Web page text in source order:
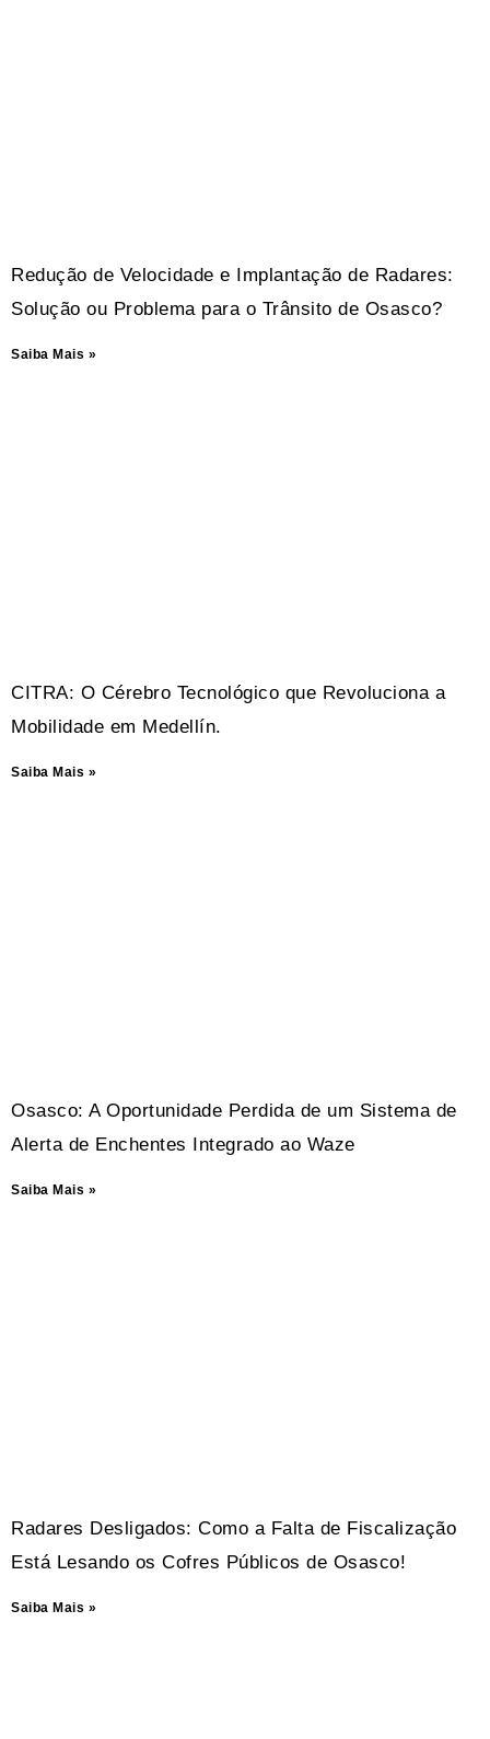
Redução de Velocidade e Implantação de Radares:
Solução ou Problema para o Trânsito de Osasco?
Saiba Mais »
CITRA: O Cérebro Tecnológico que Revoluciona a
Mobilidade em Medellín.
Saiba Mais »
Osasco: A Oportunidade Perdida de um Sistema de
Alerta de Enchentes Integrado ao Waze
Saiba Mais »
Radares Desligados: Como a Falta de Fiscalização
Está Lesando os Cofres Públicos de Osasco!
Saiba Mais »